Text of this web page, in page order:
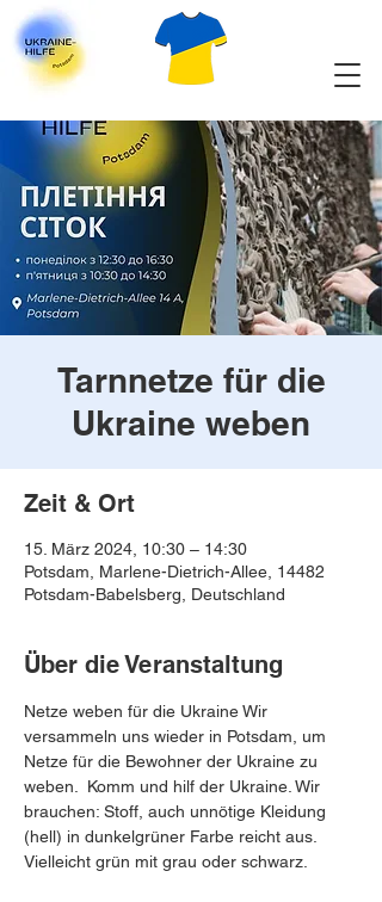
Tarnnetze für die
Ukraine weben
Zeit & Ort
15. März 2024, 10:30 – 14:30
Potsdam, Marlene-Dietrich-Allee, 14482
Potsdam-Babelsberg, Deutschland
Über die Veranstaltung
Netze weben für die Ukraine Wir
versammeln uns wieder in Potsdam, um
Netze für die Bewohner der Ukraine zu
weben.  Komm und hilf der Ukraine. Wir
brauchen: Stoff, auch unnötige Kleidung
(hell) in dunkelgrüner Farbe reicht aus.
Vielleicht grün mit grau oder schwarz.